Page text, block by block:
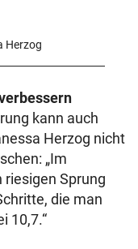
Herzog
kann auch
Herzog nicht
„Im
Sprung
die man
10,7.“